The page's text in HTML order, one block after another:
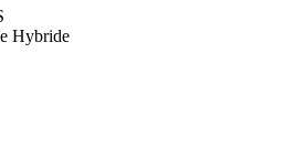
Hybride